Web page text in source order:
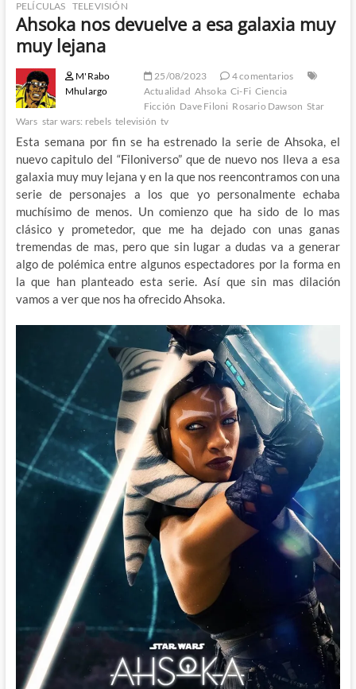
PELÍCULAS TELEVISIÓN
Ahsoka nos devuelve a esa galaxia muy
muy lejana
M'Rabo
Mhulargo
25/08/2023
4 comentarios
Actualidad Ahsoka Ci-Fi Ciencia
Ficción Dave Filoni Rosario Dawson Star
Wars star wars: rebels televisión tv
Esta semana por fin se ha estrenado la serie de Ahsoka, el
nuevo capitulo del “Filoniverso” que de nuevo nos lleva a esa
galaxia muy muy lejana y en la que nos reencontramos con una
serie de personajes a los que yo personalmente echaba
muchísimo de menos. Un comienzo que ha sido de lo mas
clásico y prometedor, que me ha dejado con unas ganas
tremendas de mas, pero que sin lugar a dudas va a generar
algo de polémica entre algunos espectadores por la forma en
la que han planteado esta serie. Así que sin mas dilación
vamos a ver que nos ha ofrecido Ahsoka.